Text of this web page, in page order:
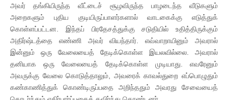
அவர் தங்கியிருந்த வீட்டைச் சூழவிருந்த பாழடைந்த வீடுகளும்
அறைகளும் புதிய குடியிருப்பாளர்களால் வாடகைக்கு எடுத்துக்
கொள்ளப்பட்டன. இந்தப் பிரதேசத்துக்கு சடுதியில் உதித்திருக்கும்
அதிர்ஷ்டத்தை எண்ணி அவர் வியந்தார். எவ்வாறாயினும் அவரால்
இன்னும் ஒரு வேலையைத் தேடிக்கொள்ள இயலவில்லை. அவரால்
தனியாக ஒரு வேலையைத் தேடிக்கொள்ள முடியாது. எவரேனும்
அவருக்கு வேலை கொடுத்தாலும், அவரைக் காவல்துறை எப்பொழுதும்
கண்காணித்துக் கொண்டிருப்பதை அறிந்ததும் அவரது சேவையைத்